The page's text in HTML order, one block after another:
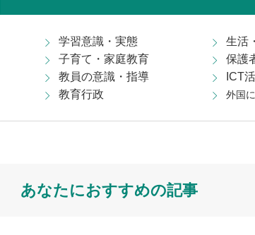
学習意識・実態 生活
子育て・家庭教育
保護
教員の意識・指導
ICT
教育行政
外国
あなたにおすすめの記事